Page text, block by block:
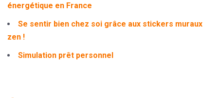
énergétique en France
Se sentir bien chez soi grâce aux stickers muraux
zen !
Simulation prêt personnel